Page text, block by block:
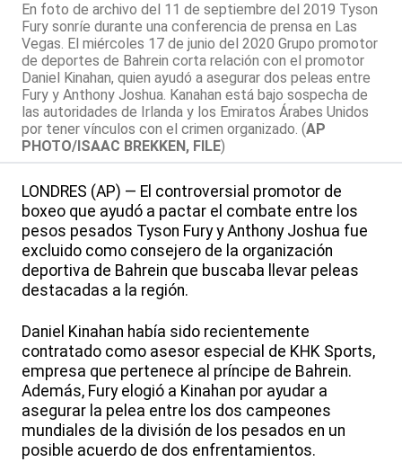
En foto de archivo del 11 de septiembre del 2019 Tyson
Fury sonríe durante una conferencia de prensa en Las
Vegas. El miércoles 17 de junio del 2020 Grupo promotor
de deportes de Bahrein corta relación con el promotor
Daniel Kinahan, quien ayudó a asegurar dos peleas entre
Fury y Anthony Joshua. Kanahan está bajo sospecha de
las autoridades de Irlanda y los Emiratos Árabes Unidos
por tener vínculos con el crimen organizado. (AP
PHOTO/ISAAC BREKKEN, FILE)
LONDRES (AP) — El controversial promotor de
boxeo que ayudó a pactar el combate entre los
pesos pesados Tyson Fury y Anthony Joshua fue
excluido como consejero de la organización
deportiva de Bahrein que buscaba llevar peleas
destacadas a la región.
Daniel Kinahan había sido recientemente
contratado como asesor especial de KHK Sports,
empresa que pertenece al príncipe de Bahrein.
Además, Fury elogió a Kinahan por ayudar a
asegurar la pelea entre los dos campeones
mundiales de la división de los pesados en un
posible acuerdo de dos enfrentamientos.